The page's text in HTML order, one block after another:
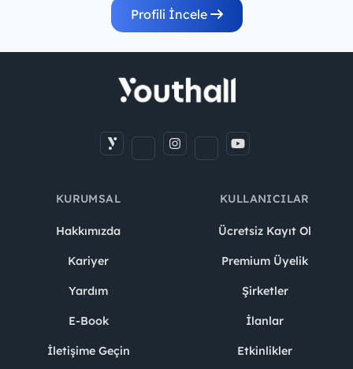
Profili İncele
KURUMSAL
Hakkımızda
Kariyer
Yardım
E-Book
İletişime Geçin
KULLANICILAR
Ücretsiz Kayıt Ol
Premium Üyelik
Şirketler
İlanlar
Etkinlikler